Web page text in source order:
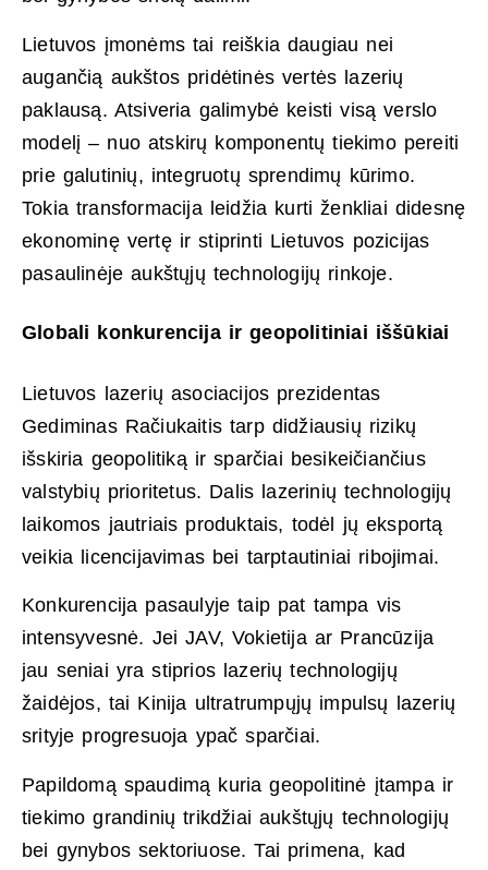
Lietuvos įmonėms tai reiškia daugiau nei
augančią aukštos pridėtinės vertės lazerių
paklausą. Atsiveria galimybė keisti visą verslo
modelį – nuo atskirų komponentų tiekimo pereiti
prie galutinių, integruotų sprendimų kūrimo.
Tokia transformacija leidžia kurti ženkliai didesnę
ekonominę vertę ir stiprinti Lietuvos pozicijas
pasaulinėje aukštųjų technologijų rinkoje.
Globali konkurencija ir geopolitiniai iššūkiai
Lietuvos lazerių asociacijos prezidentas
Gediminas Račiukaitis tarp didžiausių rizikų
išskiria geopolitiką ir sparčiai besikeičiančius
valstybių prioritetus. Dalis lazerinių technologijų
laikomos jautriais produktais, todėl jų eksportą
veikia licencijavimas bei tarptautiniai ribojimai.
Konkurencija pasaulyje taip pat tampa vis
intensyvesnė. Jei JAV, Vokietija ar Prancūzija
jau seniai yra stiprios lazerių technologijų
žaidėjos, tai Kinija ultratrumpųjų impulsų lazerių
srityje progresuoja ypač sparčiai.
Papildomą spaudimą kuria geopolitinė įtampa ir
tiekimo grandinių trikdžiai aukštųjų technologijų
bei gynybos sektoriuose. Tai primena, kad